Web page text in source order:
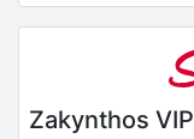
Zakynthos VIP